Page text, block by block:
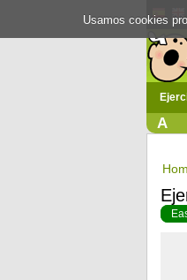
A
Usamos cookies